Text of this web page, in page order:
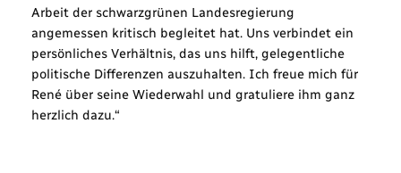
Arbeit der schwarzgrünen Landesregierung
angemessen kritisch begleitet hat. Uns verbindet ein
persönliches Verhältnis, das uns hilft, gelegentliche
politische Differenzen auszuhalten. Ich freue mich für
René über seine Wiederwahl und gratuliere ihm ganz
herzlich dazu.“